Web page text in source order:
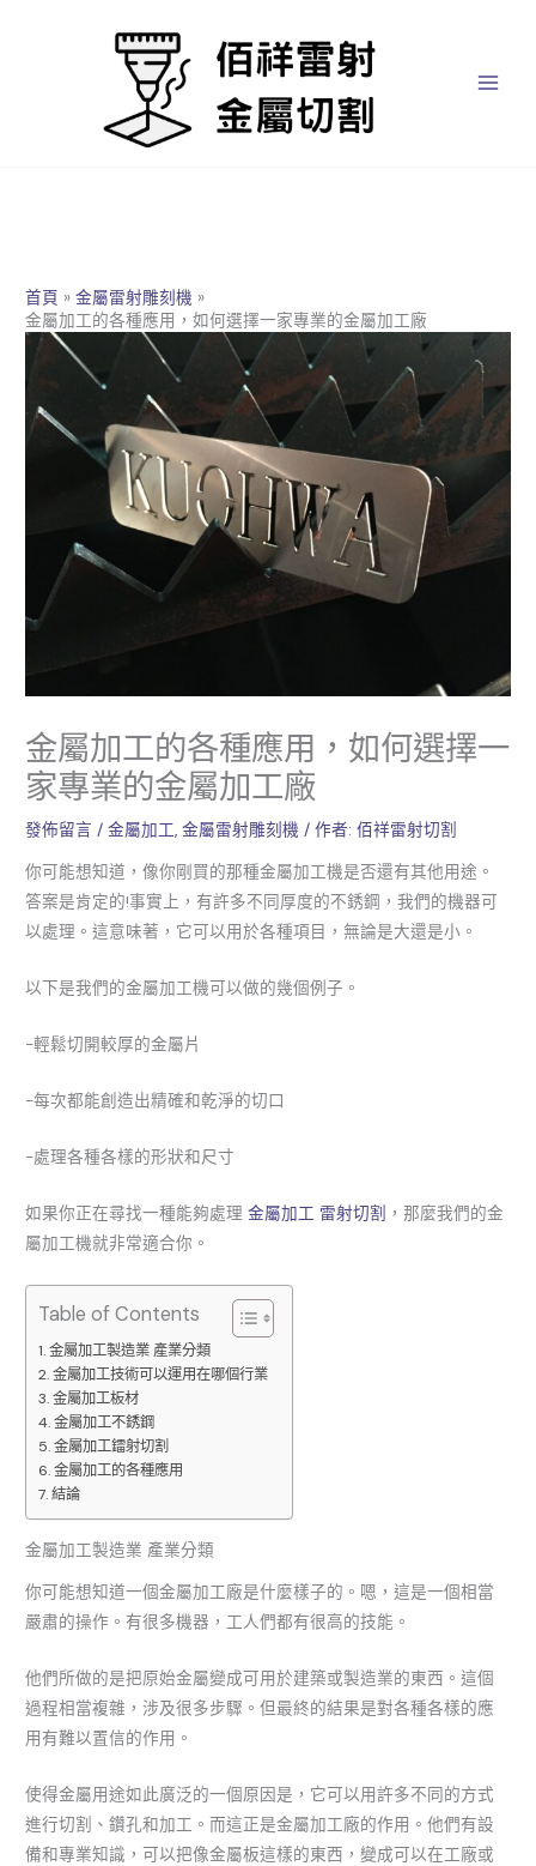
首頁
金屬雷射雕刻機
金屬加工的各種應用，如何選擇一家專業的金屬加工廠
金屬加工的各種應用，如何選擇一
家專業的金屬加工廠
發佈留言 /金屬加工,金屬雷射雕刻機 / 作者:佰祥雷射切割
你可能想知道，像你剛買的那種金屬加工機是否還有其他用途。
答案是肯定的!事實上，有許多不同厚度的不銹鋼，我們的機器可
以處理。這意味著，它可以用於各種項目，無論是大還是小。
以下是我們的金屬加工機可以做的幾個例子。
-輕鬆切開較厚的金屬片
-每次都能創造出精確和乾淨的切口
-處理各種各樣的形狀和尺寸
如果你正在尋找一種能夠處理金屬加工 雷射切割 ，那麼我們的金
屬加工機就非常適合你。
Table of Contents
金屬加工製造業 產業分類
金屬加工技術可以運用在哪個行業
金屬加工板材
金屬加工不銹鋼
金屬加工鐳射切割
金屬加工的各種應用
結論
金屬加工製造業 產業分類
你可能想知道一個金屬加工廠是什麼樣子的。嗯，這是一個相當
嚴肅的操作。有很多機器，工人們都有很高的技能。
他們所做的是把原始金屬變成可用於建築或製造業的東西。這個
過程相當複雜，涉及很多步驟。但最終的結果是對各種各樣的應
用有難以置信的作用。
使得金屬用途如此廣泛的一個原因是，它可以用許多不同的方式
進行切割、鑽孔和加工。而這正是金屬加工廠的作用。他們有設
備和專業知識，可以把像金屬板這樣的東西，變成可以在工廠或